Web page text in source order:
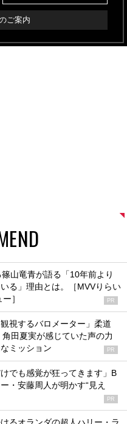
ご案内
山竜青が語る「10年前より
る」理由とは。［MVVりらい
］
PR
視するバロメーター」柔道
田夏実が感じていた声の力
ミッション
PR
でも感覚が狂ってきます」B
・安藤周人が明かす“見え
PR
るオランダの超人ハリー・ラ